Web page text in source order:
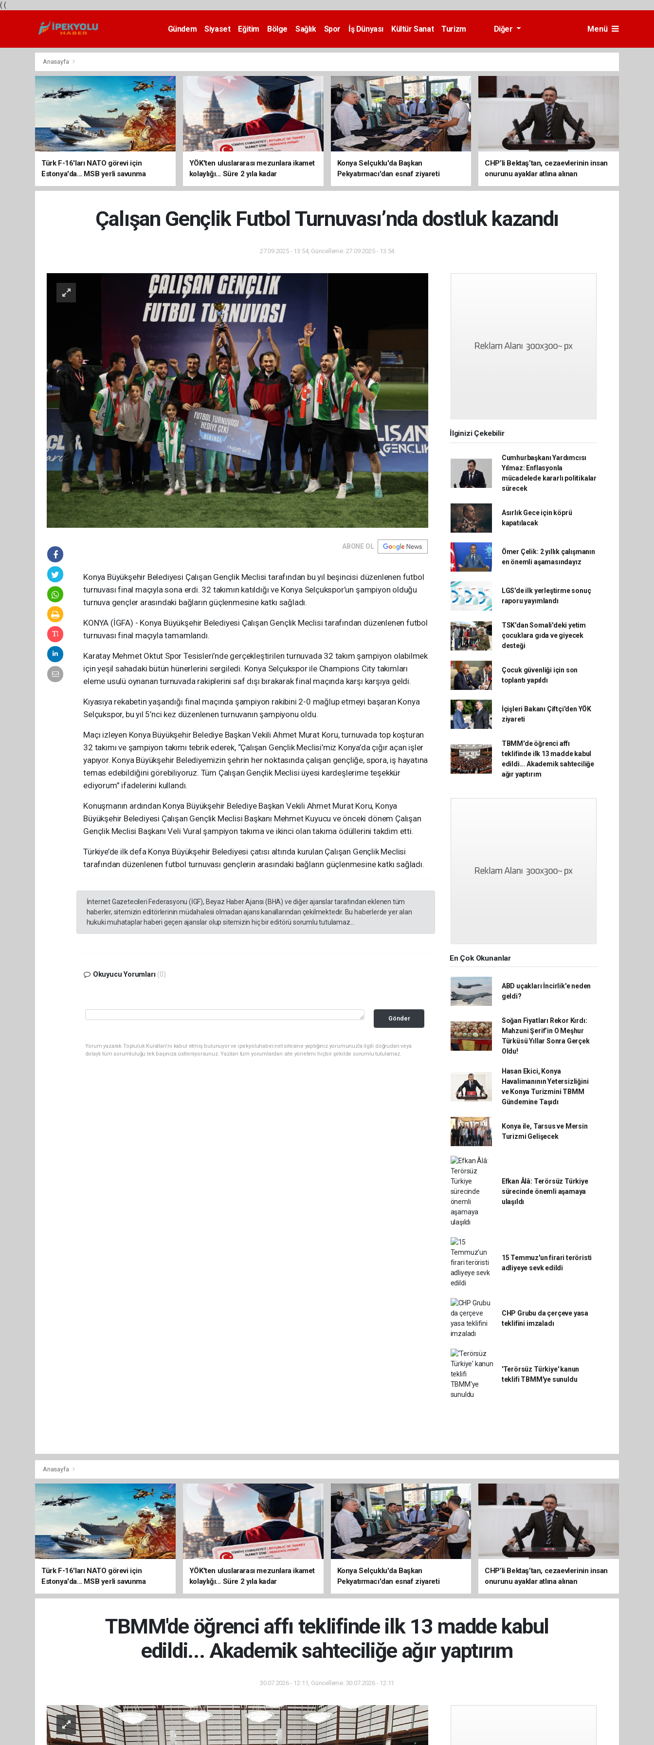
( (
Gündem Siyaset Eğitim Bölge Sağlık Spor İş Dünyası Kültür Sanat
Turizm
Diğer Menü
Anasayfa
Türk F-16'ları NATO görevi için
Estonya'da... MSB yerli savunma
sistemleriyle güçleniyor
YÖK'ten uluslararası mezunlara ikamet
kolaylığı... Süre 2 yıla kadar
uzatılabilecek
Konya Selçuklu'da Başkan
Pekyatırmacı'dan esnaf ziyareti
CHP’li Bektaş’tan, cezaevlerinin insan
onurunu ayaklar atlına alınan
mekânlara dönüşmesine tepki
Çalışan Gençlik Futbol Turnuvası’nda dostluk kazandı
27.09.2025 - 13:54, Güncelleme: 27.09.2025 - 13:54
ABONE OL
Konya Büyükşehir Belediyesi Çalışan Gençlik Meclisi tarafından bu yıl beşincisi düzenlenen futbol
turnuvası final maçıyla sona erdi. 32 takımın katıldığı ve Konya Selçukspor’un şampiyon olduğu
turnuva gençler arasındaki bağların güçlenmesine katkı sağladı.
KONYA (İGFA) - Konya Büyükşehir Belediyesi Çalışan Gençlik Meclisi tarafından düzenlenen futbol
turnuvası final maçıyla tamamlandı.
Karatay Mehmet Oktut Spor Tesisleri’nde gerçekleştirilen turnuvada 32 takım şampiyon olabilmek
için yeşil sahadaki bütün hünerlerini sergiledi. Konya Selçukspor ile Champions City takımları
eleme usulü oynanan turnuvada rakiplerini saf dışı bırakarak final maçında karşı karşıya geldi.
Kıyasıya rekabetin yaşandığı final maçında şampiyon rakibini 2-0 mağlup etmeyi başaran Konya
Selçukspor, bu yıl 5’nci kez düzenlenen turnuvanın şampiyonu oldu.
Maçı izleyen Konya Büyükşehir Belediye Başkan Vekili Ahmet Murat Koru, turnuvada top koşturan
32 takımı ve şampiyon takımı tebrik ederek, “Çalışan Gençlik Meclisi’miz Konya’da çığır açan işler
yapıyor. Konya Büyükşehir Belediyemizin şehrin her noktasında çalışan gençliğe, spora, iş hayatına
temas edebildiğini görebiliyoruz. Tüm Çalışan Gençlik Meclisi üyesi kardeşlerime teşekkür
ediyorum” ifadelerini kullandı.
Konuşmanın ardından Konya Büyükşehir Belediye Başkan Vekili Ahmet Murat Koru, Konya
Büyükşehir Belediyesi Çalışan Gençlik Meclisi Başkanı Mehmet Kuyucu ve önceki dönem Çalışan
Gençlik Meclisi Başkanı Veli Vural şampiyon takıma ve ikinci olan takıma ödüllerini takdim etti.
Türkiye’de ilk defa Konya Büyükşehir Belediyesi çatısı altında kurulan Çalışan Gençlik Meclisi
tarafından düzenlenen futbol turnuvası gençlerin arasındaki bağların güçlenmesine katkı sağladı.
İnternet Gazetecileri Federasyonu (İGF), Beyaz Haber Ajansı (BHA) ve diğer ajanslar tarafından eklenen tüm
haberler, sitemizin editörlerinin müdahalesi olmadan ajans kanallarından çekilmektedir. Bu haberlerde yer alan
hukuki muhataplar haberi geçen ajanslar olup sitemizin hiç bir editörü sorumlu tutulamaz...
Okuyucu Yorumları (0)
Gönder
Yorum yazarak Topluluk Kuralları’nı kabul etmiş bulunuyor ve ipekyoluhaber.net sitesine yaptığınız yorumunuzla ilgili doğrudan veya
dolaylı tüm sorumluluğu tek başınıza üstleniyorsunuz. Yazılan tüm yorumlardan site yönetimi hiçbir şekilde sorumlu tutulamaz.
İlginizi Çekebilir
Cumhurbaşkanı Yardımcısı
Yılmaz: Enflasyonla
mücadelede kararlı politikalar
sürecek
Asırlık Gece için köprü
kapatılacak
Ömer Çelik: 2 yıllık çalışmanın
en önemli aşamasındayız
LGS'de ilk yerleştirme sonuç
raporu yayımlandı
TSK'dan Somali'deki yetim
çocuklara gıda ve giyecek
desteği
Çocuk güvenliği için son
toplantı yapıldı
İçişleri Bakanı Çiftçi'den YÖK
ziyareti
TBMM'de öğrenci affı
teklifinde ilk 13 madde kabul
edildi... Akademik sahteciliğe
ağır yaptırım
En Çok Okunanlar
ABD uçakları İncirlik'e neden
geldi?
Soğan Fiyatları Rekor Kırdı:
Mahzuni Şerif’in O Meşhur
Türküsü Yıllar Sonra Gerçek
Oldu!
Hasan Ekici, Konya
Havalimanının Yetersizliğini
ve Konya Turizmini TBMM
Gündemine Taşıdı
Konya ile, Tarsus ve Mersin
Turizmi Gelişecek
Efkan Âlâ: Terörsüz Türkiye
sürecinde önemli aşamaya
ulaşıldı
15 Temmuz'un firari teröristi
adliyeye sevk edildi
CHP Grubu da çerçeve yasa
teklifini imzaladı
'Terörsüz Türkiye' kanun
teklifi TBMM'ye sunuldu
Anasayfa
Türk F-16'ları NATO görevi için
Estonya'da... MSB yerli savunma
sistemleriyle güçleniyor
YÖK'ten uluslararası mezunlara ikamet
kolaylığı... Süre 2 yıla kadar
uzatılabilecek
Konya Selçuklu'da Başkan
Pekyatırmacı'dan esnaf ziyareti
CHP’li Bektaş’tan, cezaevlerinin insan
onurunu ayaklar atlına alınan
mekânlara dönüşmesine tepki
TBMM'de öğrenci affı teklifinde ilk 13 madde kabul
edildi... Akademik sahteciliğe ağır yaptırım
30.07.2026 - 12:11, Güncelleme: 30.07.2026 - 12:11